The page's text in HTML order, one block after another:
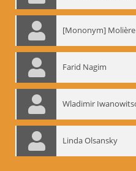
[Mononym] Molière
Farid Nagim
Linda Olsansky